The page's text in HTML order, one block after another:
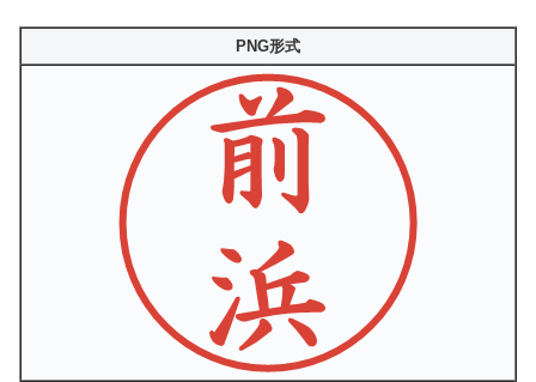
PNG形式